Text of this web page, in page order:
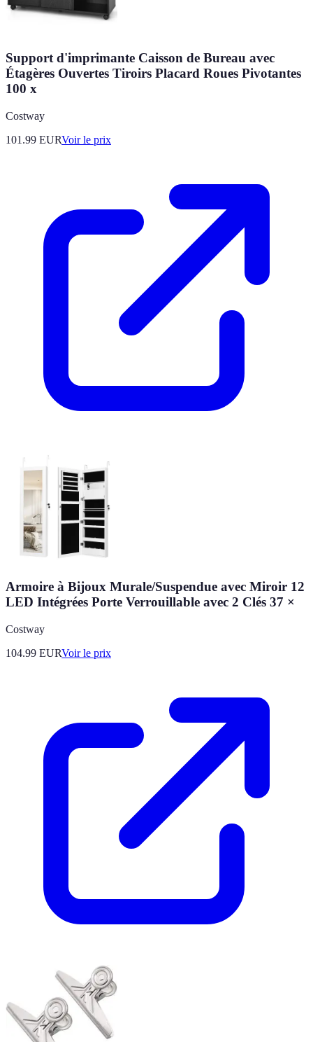
Support d'imprimante Caisson de Bureau avec
Étagères Ouvertes Tiroirs Placard Roues Pivotantes
100 x
Costway
101.99 EURVoir le prix
Armoire à Bijoux Murale/Suspendue avec Miroir 12
LED Intégrées Porte Verrouillable avec 2 Clés 37 ×
Costway
104.99 EURVoir le prix